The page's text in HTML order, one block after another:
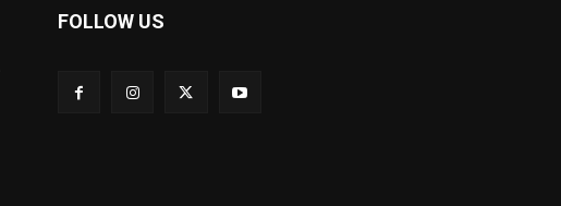
FOLLOW US